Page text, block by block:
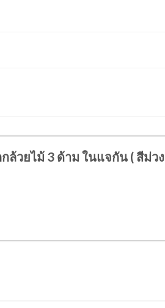
ล้วยไม้ 3 ด้าม ในแจกัน ( สีม่วง